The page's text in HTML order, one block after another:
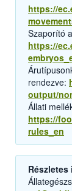
https://
Szaporító
https://
rendezve:
output/
Állati
https://
rules_en